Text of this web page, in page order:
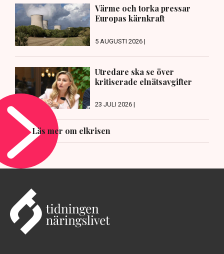
Värme och torka pressar
Europas kärnkraft
5 AUGUSTI 2026 |
Utredare ska se över
kritiserade elnätsavgifter
23 JULI 2026 |
Läs mer om elkrisen